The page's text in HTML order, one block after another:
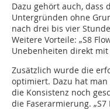
Dazu gehört auch, dass
Untergründen ohne
nach drei bis vier
Weitere Vorteile: „S8
Unebenheiten direkt mit
Zusätzlich wurde die
optimiert. Dazu hat
die Konsistenz noch
die Faserarmierung.